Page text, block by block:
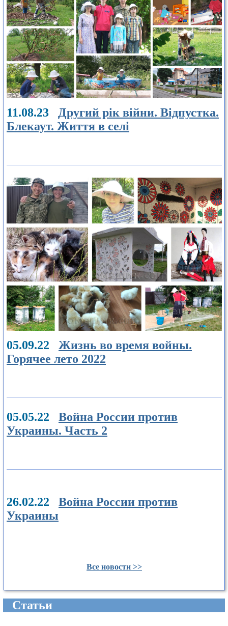
11.08.23 Другий рік війни. Відпустка.
Блекаут. Життя в селі
05.09.22 Жизнь во время войны.
Горячее лето 2022
05.05.22 Война России против
Украины. Часть 2
26.02.22 Война России против
Украины
Все новости >>
Cтатьи